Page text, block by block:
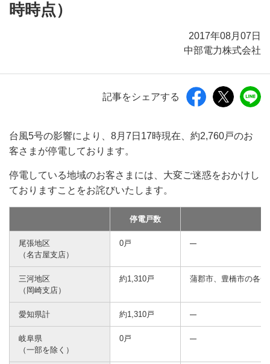
時時点）
2017年08月07日
中部電力株式会社
記事をシェアする
台風5号の影響により、8月7日17時現在、約2,760戸のお
客さまが停電しております。
停電している地域のお客さまには、大変ご迷惑をおかけし
ておりますことをお詫びいたします。
停電戸数
尾張地区
（名古屋支店）
0戸
三河地区
（岡崎支店）
約1,310戸 蒲郡市、豊橋市の各一
愛知県計 約1,310戸
岐阜県
（一部を除く）
0戸